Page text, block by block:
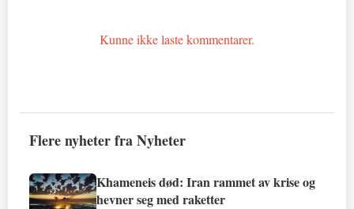
Kunne ikke laste kommentarer.
Flere nyheter fra Nyheter
Khameneis død: Iran rammet av krise og
hevner seg med raketter